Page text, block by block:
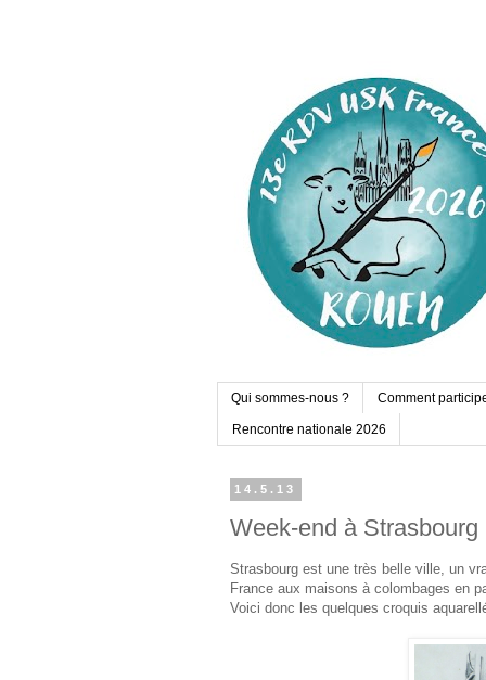
Qui sommes-nous ? Comment
Rencontre nationale 2026
14.5.13
Week-end à Strasbourg
Strasbourg est une très belle ville, un
France aux maisons à colombages en
Voici donc les quelques croquis